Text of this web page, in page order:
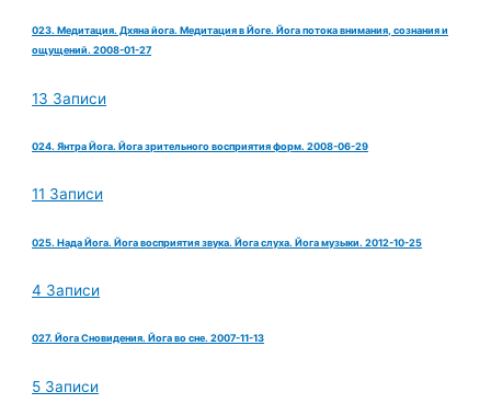
023. Медитация. Дхяна йога. Медитация в Йоге. Йога потока внимания, сознания и
ощущений. 2008-01-27
13 Записи
024. Янтра Йога. Йога зрительного восприятия форм. 2008-06-29
11 Записи
025. Нада Йога. Йога восприятия звука. Йога слуха. Йога музыки. 2012-10-25
4 Записи
027. Йога Сновидения. Йога во сне. 2007-11-13
5 Записи